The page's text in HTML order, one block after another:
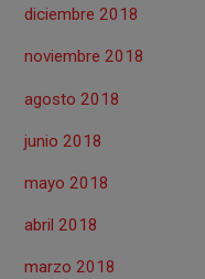
diciembre 2018
noviembre 2018
agosto 2018
junio 2018
mayo 2018
abril 2018
marzo 2018